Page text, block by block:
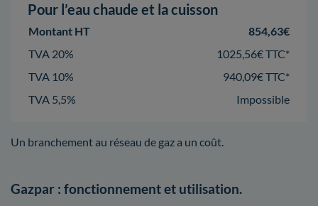
Pour l’eau chaude et la cuisson
Montant HT
854,63€
TVA 20%
1025,56€ TTC*
TVA 10%
940,09€ TTC*
TVA 5,5%
Impossible
Un branchement au réseau de gaz a un coût.
Gazpar : fonctionnement et utilisation.